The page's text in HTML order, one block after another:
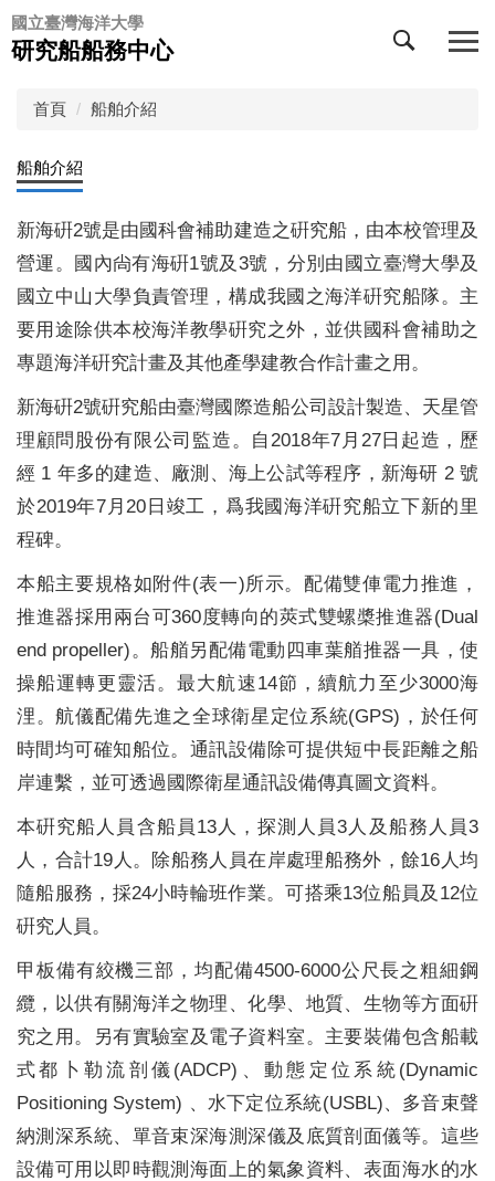
跳
到
主
區
國立臺灣海洋大學
研究船船務中心
首頁 船舶介紹
船舶介紹
新海硏2號是由國科會補助建造之硏究船，由本校管理及
營運。國內尙有海硏1號及3號，分別由國立臺灣大學及
國立中山大學負責管理，構成我國之海洋硏究船隊。主
要用途除供本校海洋教學硏究之外，並供國科會補助之
專題海洋硏究計畫及其他產學建教合作計畫之用。
新海硏2號硏究船由臺灣國際造船公司設計製造、天星管
理顧問股份有限公司監造。自2018年7月27日起造，歷
經 1 年多的建造、廠測、海上公試等程序，新海研 2 號
於2019年7月20日竣工，爲我國海洋硏究船立下新的里
程碑。
本船主要規格如附件(表一)所示。配備雙俥電力推進，
推進器採用兩台可360度轉向的莢式雙螺槳推進器(Dual
end propeller) 。船艏另配備電動四車葉艏推器一具，使
操船運轉更靈活。最大航速14節，續航力至少3000海
浬。航儀配備先進之全球衛星定位系統(GPS)，於任何
時間均可確知船位。通訊設備除可提供短中長距離之船
岸連繫，並可透過國際衛星通訊設備傳真圖文資料。
本硏究船人員含船員13人，探測人員3人及船務人員3
人，合計19人。除船務人員在岸處理船務外，餘16人均
隨船服務，採24小時輪班作業。可搭乘13位船員及12位
硏究人員。
甲板備有絞機三部，均配備4500-6000公尺長之粗細鋼
纜，以供有關海洋之物理、化學、地質、生物等方面硏
究之用。另有實驗室及電子資料室。主要裝備包含船載
式都卜勒流剖儀(ADCP)、動態定位系統(Dynamic
Positioning System) 、水下定位系統(USBL)、多音束聲
納測深系統、單音束深海測深儀及底質剖面儀等。這些
設備可用以即時觀測海面上的氣象資料、表面海水的水